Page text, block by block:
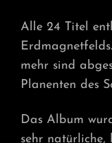
Alle 24 Titel
mehr sind
Planenten des
Das Album
sehr